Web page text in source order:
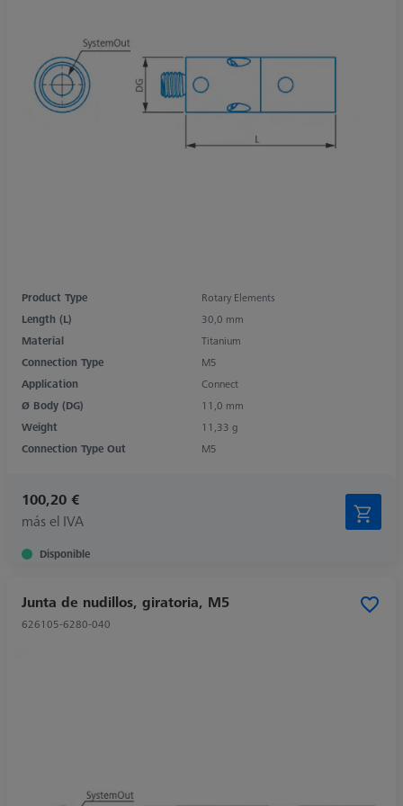
Product Type
Rotary Elements
Length (L)
30,0 mm
Material
Titanium
Connection Type
M5
Application
Connect
Ø Body (DG)
11,0 mm
Weight
11,33 g
Connection Type Out
M5
100,20 €
más el IVA
Disponible
Junta de nudillos, giratoria, M5
626105-6280-040